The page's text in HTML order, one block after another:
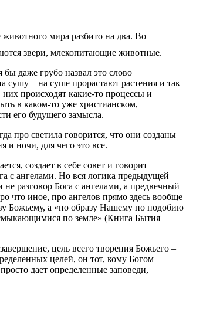
мира разбито на два. Во
звери, млекопитающие животные.
даже грубо назвал это слово
сушу ̶ на суше прорастают растения и так
происходят какие-то процессы и
в каком-то уже христианском,
его будущего замысла.
про светила говорится, что они созданы
и ночи, для чего это все.
создает в себе совет и говорит
с ангелами. Но вся логика предыдущей
не разговор Бога с ангелами, а предвечный
что иное, про ангелов прямо здесь вообще
Божьему, а «по образу Нашему по подобию
по земле» (Книга Бытия
цель всего творения Божьего –
целей, он тот, кому Богом
дает определенные заповеди,